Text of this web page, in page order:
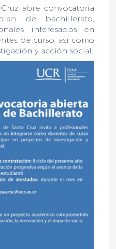
abre convocatoria
de bachillerato,
interesados en
de curso, así como
y acción social.